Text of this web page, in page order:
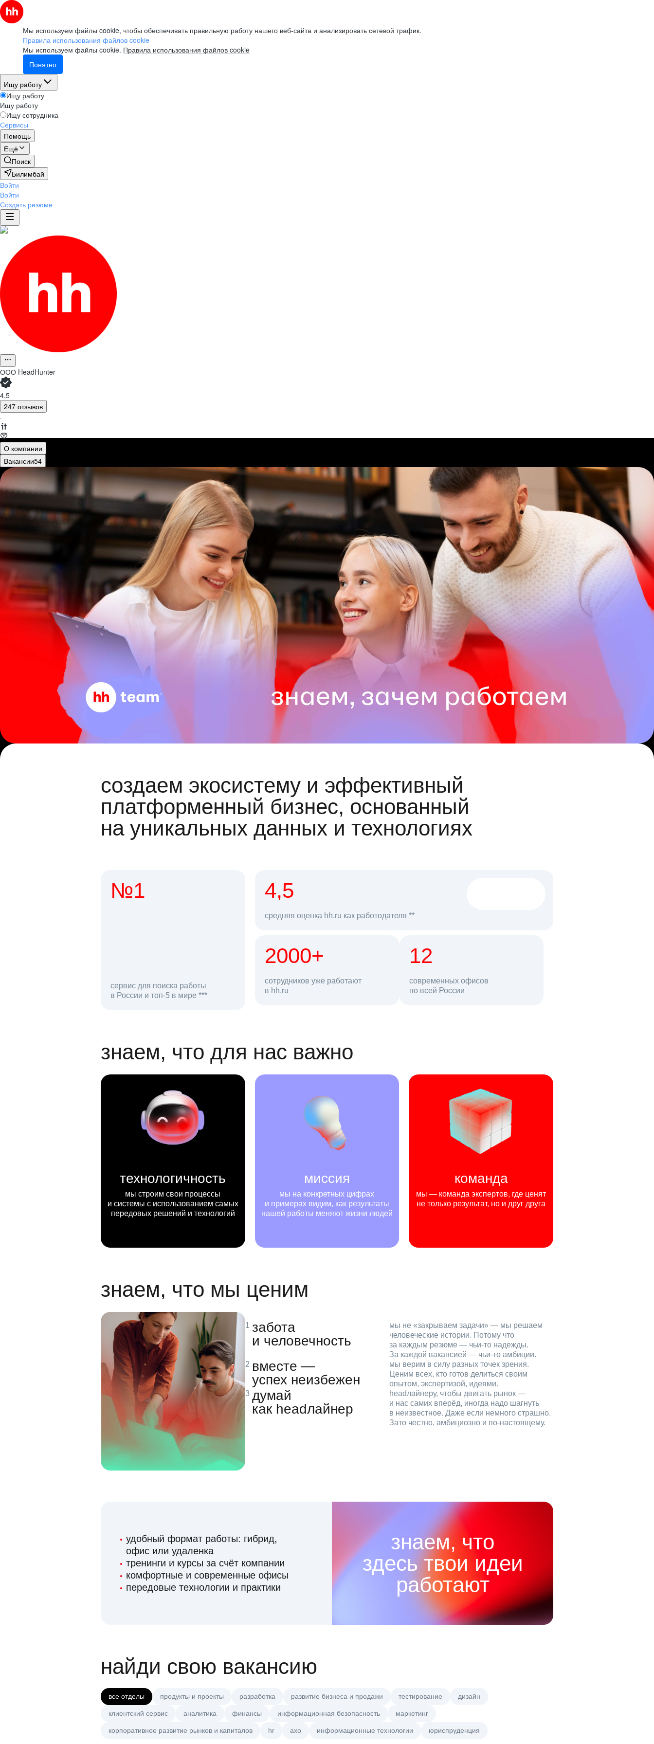
Мы используем файлы cookie, чтобы обеспечивать правильную работу нашего веб-сайта и анализировать сетевой трафик.
Правила использования файлов cookie
Мы используем файлы cookie. Правила использования файлов cookie
Понятно
Ищу работу
Ищу работу
Ищу работу
Ищу сотрудника
Сервисы
Помощь
Ещё
Поиск
Билимбай
Войти
Войти
Создать резюме
ООО HeadHunter
4,5
247 отзывов
·
О компании
Вакансии54
создаем экосистему и эффективный
платформенный бизнес, основанный
на уникальных данных и технологиях
№1
сервис для поиска работы
в России и топ-5 в мире ***
откликов на вакансии
4,5
средняя оценка hh.ru как работодателя **
2000+
сотрудников уже работают
в hh.ru
68 млн 12
современных офисов
по всей Россиипользователей в день
знаем, что для нас важно
технологичность
мы строим свои процессы
и системы с использованием самых
передовых решений и технологий
миссия
мы на конкретных цифрах
и примерах видим, как результаты
нашей работы меняют жизни людей
команда
мы — команда экспертов, где ценят
не только результат, но и друг друга
знаем, что мы ценим
забота
и человечность
мы не «закрываем задачи» — мы решаем
человеческие истории. Потому что
за каждым резюме — чьи‑то надежды.
За каждой вакансией — чьи‑то амбиции.
вместе —
успех неизбежен
мы верим в силу разных точек зрения.
Ценим всех, кто готов делиться своим
опытом, экспертизой, идеями.
думай
как headлайнер
headлайнеру, чтобы двигать рынок —
и нас самих вперёд, иногда надо шагнуть
в неизвестное. Даже если немного страшно.
Зато честно, амбициозно и по‑настоящему.
удобный формат работы: гибрид,
офис или удаленка
тренинги и курсы за счёт компании
комфортные и современные офисы
передовые технологии и практики
знаем, что
здесь твои идеи
работают
найди свою вакансию
все отделы продукты и проекты разработка развитие бизнеса и продажи тестирование дизайн
клиентский сервис аналитика финансы информационная безопасность маркетинг
корпоративное развитие рынков и капиталов hr axo информационные технологии юриспруденция